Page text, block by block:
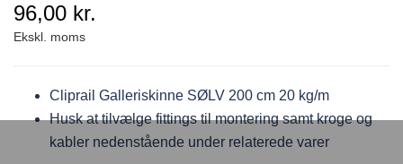
96,00 kr.
Cliprail Galleriskinne SØLV 200 cm 20 kg/m
Husk at tilvælge fittings til montering samt kroge og
kabler nedenstående under relaterede varer